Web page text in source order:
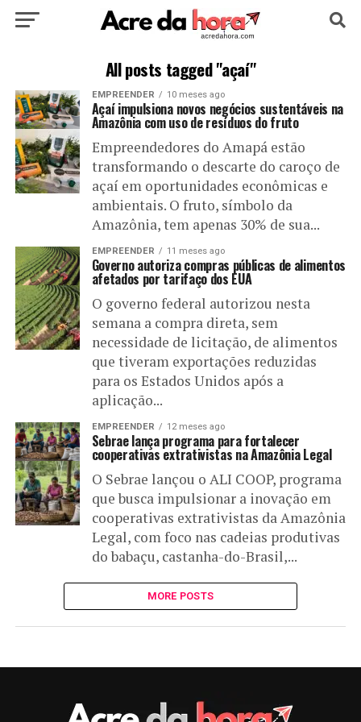
POLÍTICA CULTURA ESPORTE
EDUCAÇÃO NOTÍCIA MUNDO
All posts tagged "açaí"
EMPREENDER 10 meses ago
Açaí impulsiona novos negócios sustentáveis na
Amazônia com uso de resíduos do fruto
Empreendedores do Amapá estão
transformando o descarte do caroço de
açaí em oportunidades econômicas e
ambientais. O fruto, símbolo da
Amazônia, tem apenas 30% de sua...
EMPREENDER 11 meses ago
Governo autoriza compras públicas de alimentos
afetados por tarifaço dos EUA
O governo federal autorizou nesta
semana a compra direta, sem
necessidade de licitação, de alimentos
que tiveram exportações reduzidas
para os Estados Unidos após a
aplicação...
EMPREENDER 12 meses ago
Sebrae lança programa para fortalecer
cooperativas extrativistas na Amazônia Legal
O Sebrae lançou o ALI COOP, programa
que busca impulsionar a inovação em
cooperativas extrativistas da Amazônia
Legal, com foco nas cadeias produtivas
do babaçu, castanha-do-Brasil,...
MORE POSTS